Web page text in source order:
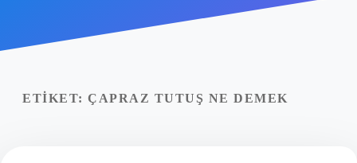
Yasal Uyarı
ETIKET: ÇAPRAZ TUTUŞ NE DEMEK